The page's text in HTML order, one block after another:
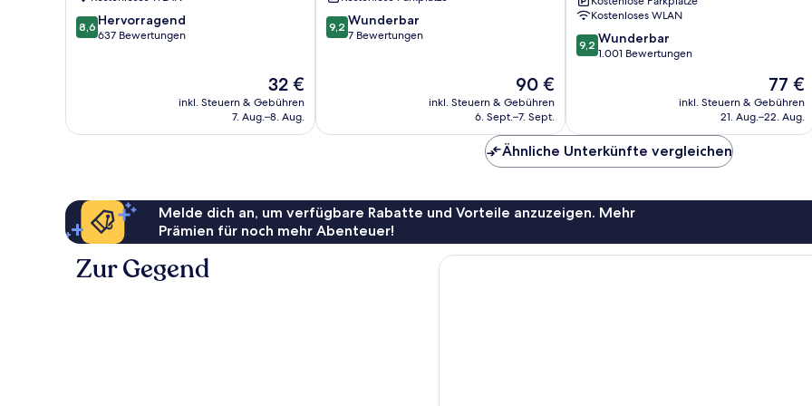
8.6
von
8,6 Hervorragend
637 Bewertungen
Der
Preis
beträgt
32 €
inkl. Steuern & Gebühren
7. Aug.–8. Aug.
9.2
von
9,2 Wunderbar
7 Bewertungen
Der
Preis
beträgt
90 €
inkl. Steuern & Gebühren
6. Sept.–7. Sept.
Giza
Kostenloses WLAN
9.2
von
9,2 Wunderbar
1.001 Bewertungen
Der
Preis
beträgt
77 €
inkl. Steuern & Gebühren
21. Aug.–22. Aug.
Ähnliche Unterkünfte vergleichen
Melde dich an, um verfügbare Rabatte und Vorteile anzuzeigen. Mehr
Prämien für noch mehr Abenteuer!
Zur Gegend